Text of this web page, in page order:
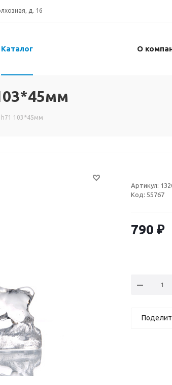
д. 16
Каталог О
h71 103*45мм
Артикул:
Код: 55767
790 ₽